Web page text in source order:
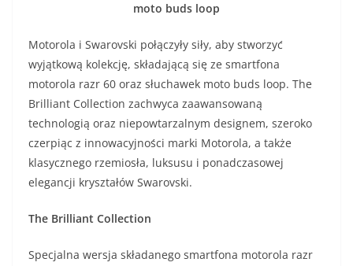
moto buds loop
Motorola i Swarovski połączyły siły, aby stworzyć
wyjątkową kolekcję, składającą się ze smartfona
motorola razr 60 oraz słuchawek moto buds loop. The
Brilliant Collection zachwyca zaawansowaną
technologią oraz niepowtarzalnym designem, szeroko
czerpiąc z innowacyjności marki Motorola, a także
klasycznego rzemiosła, luksusu i ponadczasowej
elegancji kryształów Swarovski.
The Brilliant Collection
Specjalna wersja składanego smartfona motorola razr